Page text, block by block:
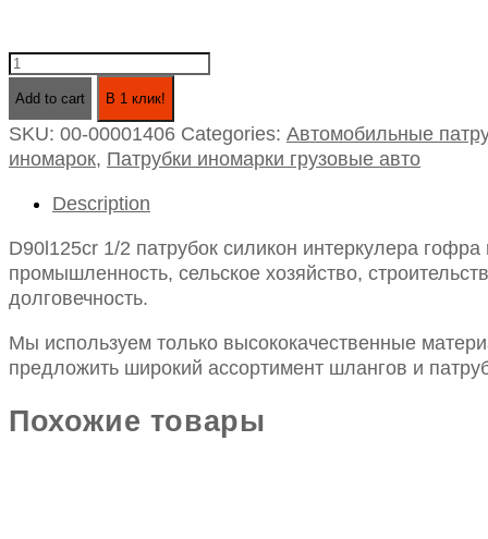
D90l125cr
силикон
интеркулера
renault
magnum
technik
quantity
Add to cart В 1 клик!
SKU: 00-00001406 Categories: Автомобильные
иномарок, Патрубки иномарки грузовые авто
Description
D90l125cr 1/2 патрубок силикон интеркулера
промышленность, сельское хозяйство,
долговечность.
Мы используем только высококачественные
предложить широкий ассортимент шлангов и
Похожие товары